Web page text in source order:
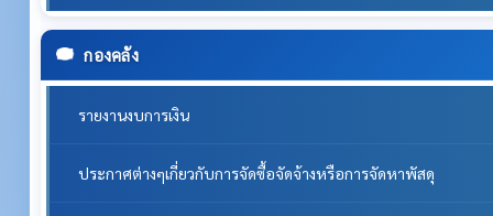
กองคลัง
รายงานงบการเงิน
ประกาศต่างๆเกี่ยวกับการจัดซื้อจัดจ้างหรือการจัดหาพัสดุ